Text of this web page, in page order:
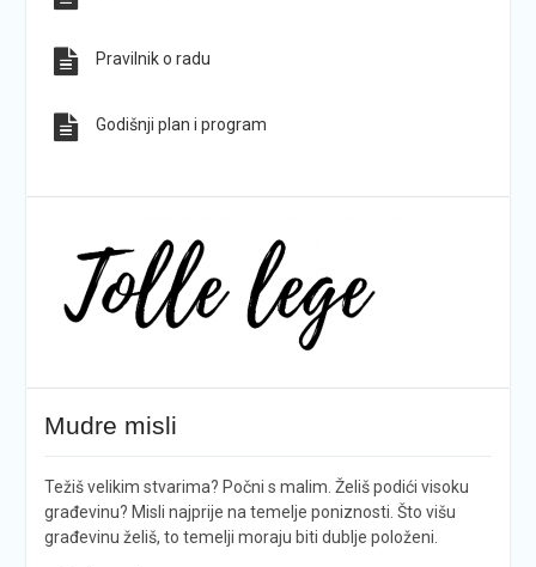
Pravilnik o radu
Godišnji plan i program
Mudre misli
Težiš velikim stvarima? Počni s malim. Želiš podići visoku
građevinu? Misli najprije na temelje poniznosti. Što višu
građevinu želiš, to temelji moraju biti dublje položeni.